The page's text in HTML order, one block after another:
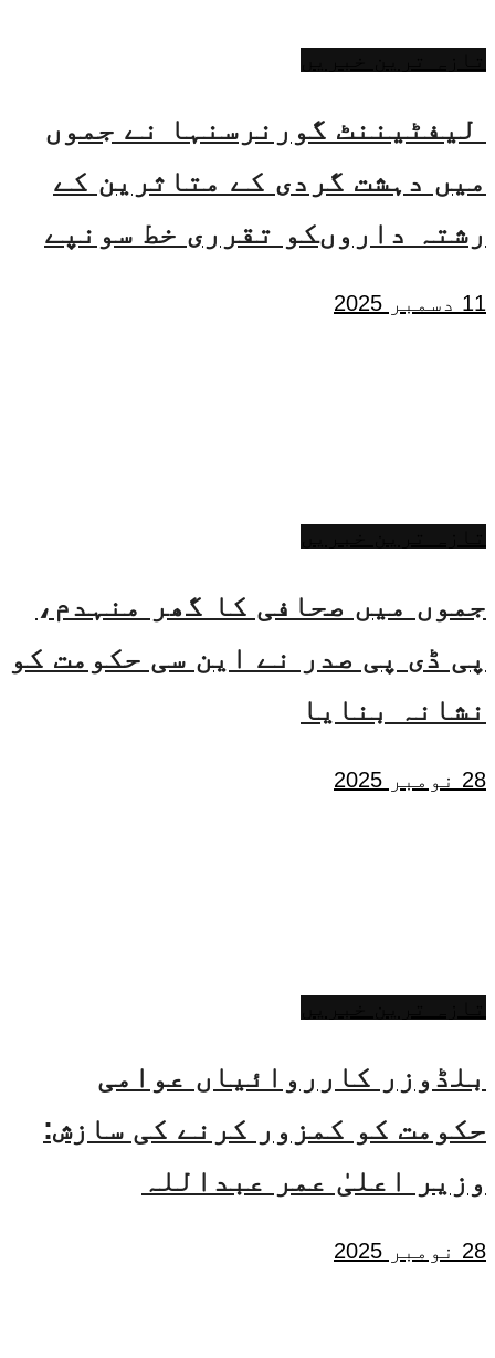
لیفٹیننٹ گورنرسنہا نے جموں
میں دہشت گردی کے متاثرین کے
رشتہ داروںکو تقرری خط سونپے
11 دسمبر 2025
جموں میں صحافی کا گھر منہدم،
پی ڈی پی صدر نے این سی حکومت کو
نشانہ بنایا
28 نومبر 2025
بلڈوزر کارروائیاں عوامی
حکومت کو کمزور کرنے کی سازش:
وزیر اعلیٰ عمر عبداللہ
28 نومبر 2025